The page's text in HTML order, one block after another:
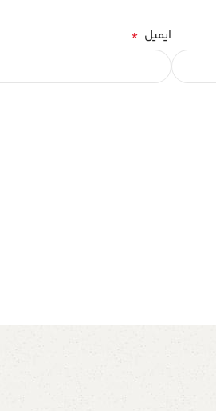
ایمیل *